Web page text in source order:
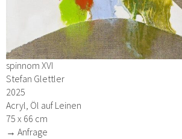
spinnom XVI
Stefan Glettler
2025
Acryl, Öl auf Leinen
75 x 66 cm
→ Anfrage